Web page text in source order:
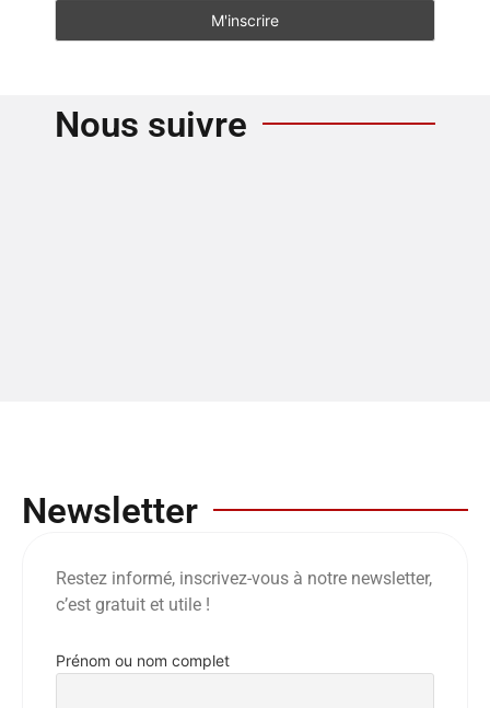
Nous suivre
Newsletter
Restez informé, inscrivez-vous à notre newsletter,
c’est gratuit et utile !
Prénom ou nom complet